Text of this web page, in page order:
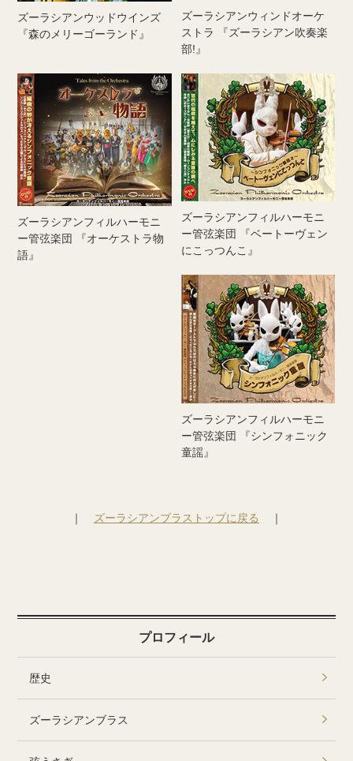
ズーラシアンウッドウインズ
『森のメリーゴーランド』
ズーラシアンウィンドオーケ
ストラ 『ズーラシアン吹奏楽
部!』
ズーラシアンフィルハーモニ
ー管弦楽団 『オーケストラ物
語』
ズーラシアンフィルハーモニ
ー管弦楽団 『ベートーヴェン
にこっつんこ』
ズーラシアンフィルハーモニ
ー管弦楽団 『シンフォニック
童謡』
｜ ズーラシアンブラストップに戻る ｜
プロフィール
歴史
ズーラシアンブラス